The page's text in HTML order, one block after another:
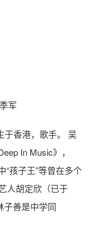
军
于香港，歌手。 吴
In Music》，
“孩子王”等曾在多个
人胡定欣（已于
子善是中学同